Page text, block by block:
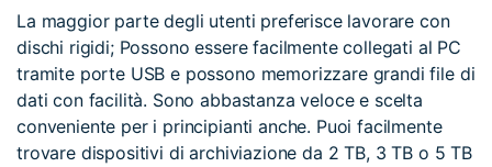
La maggior parte degli utenti preferisce lavorare con
dischi rigidi; Possono essere facilmente collegati al PC
tramite porte USB e possono memorizzare grandi file di
dati con facilità. Sono abbastanza veloce e scelta
conveniente per i principianti anche. Puoi facilmente
trovare dispositivi di archiviazione da 2 TB, 3 TB o 5 TB